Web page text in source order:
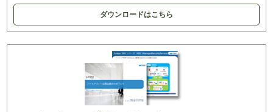
ダウンロードはこちら